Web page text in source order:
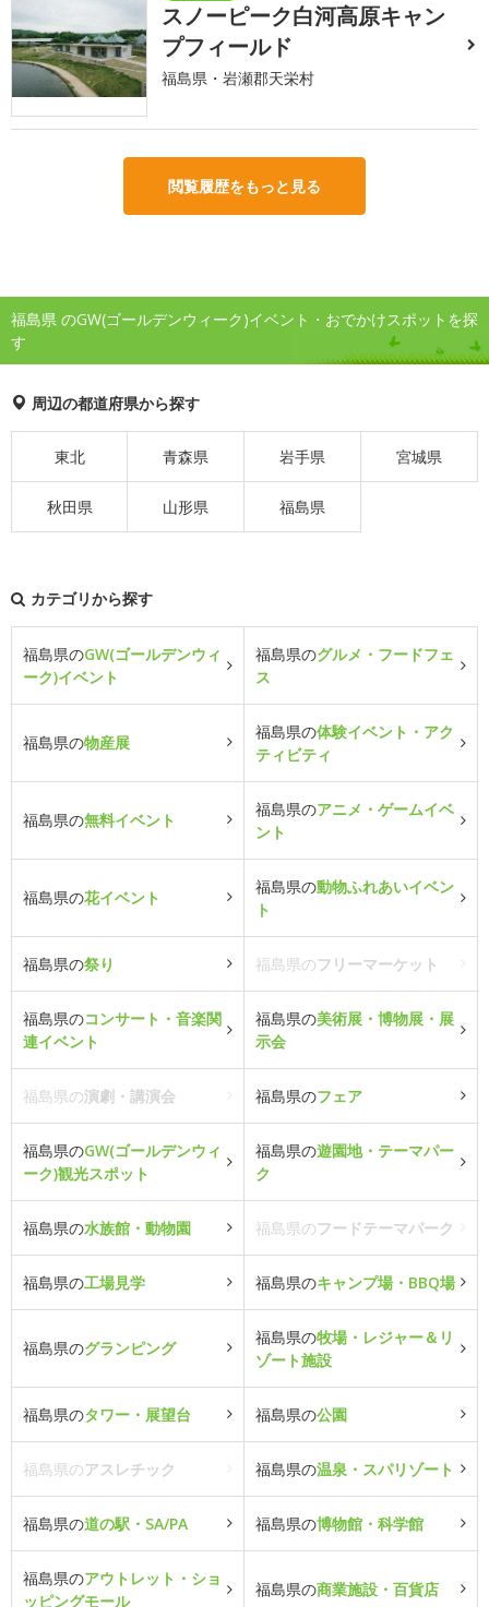
スノーピーク白河高原キャン
プフィールド
福島県・岩瀬郡天栄村
閲覧履歴をもっと見る
福島県 のGW(ゴールデンウィーク)イベント・おでかけスポットを探
す
周辺の都道府県から探す
東北 青森県 岩手県 宮城県
秋田県 山形県 福島県
カテゴリから探す
福島県のGW(ゴールデンウィ
ーク)イベント
福島県のグルメ・フードフェ
ス
福島県の物産展
福島県の体験イベント・アク
ティビティ
福島県の無料イベント
福島県のアニメ・ゲームイベ
ント
福島県の花イベント
福島県の動物ふれあいイベン
ト
福島県の祭り 福島県のフリーマーケット
福島県のコンサート・音楽関
連イベント
福島県の美術展・博物展・展
示会
福島県の演劇・講演会 福島県のフェア
福島県のGW(ゴールデンウィ
ーク)観光スポット
福島県の遊園地・テーマパー
ク
福島県の水族館・動物園 福島県のフードテーマパーク
福島県の工場見学 福島県のキャンプ場・BBQ場
福島県のグランピング
福島県の牧場・レジャー＆リ
ゾート施設
福島県のタワー・展望台 福島県の公園
福島県のアスレチック 福島県の温泉・スパリゾート
福島県の道の駅・SA/PA 福島県の博物館・科学館
福島県のアウトレット・ショ
ッピングモール
福島県の商業施設・百貨店